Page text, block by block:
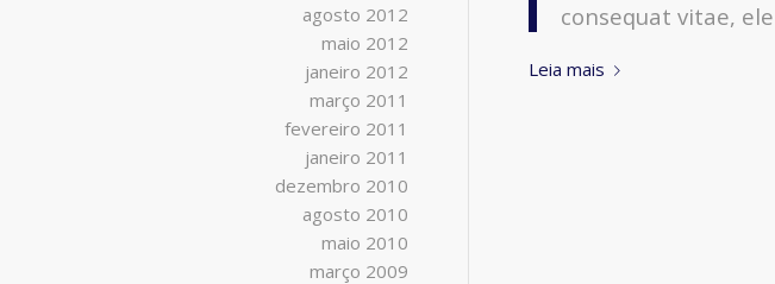
consequat vitae,
Leia mais
agosto 2012
maio 2012
janeiro 2012
março 2011
fevereiro 2011
janeiro 2011
dezembro 2010
agosto 2010
maio 2010
março 2009